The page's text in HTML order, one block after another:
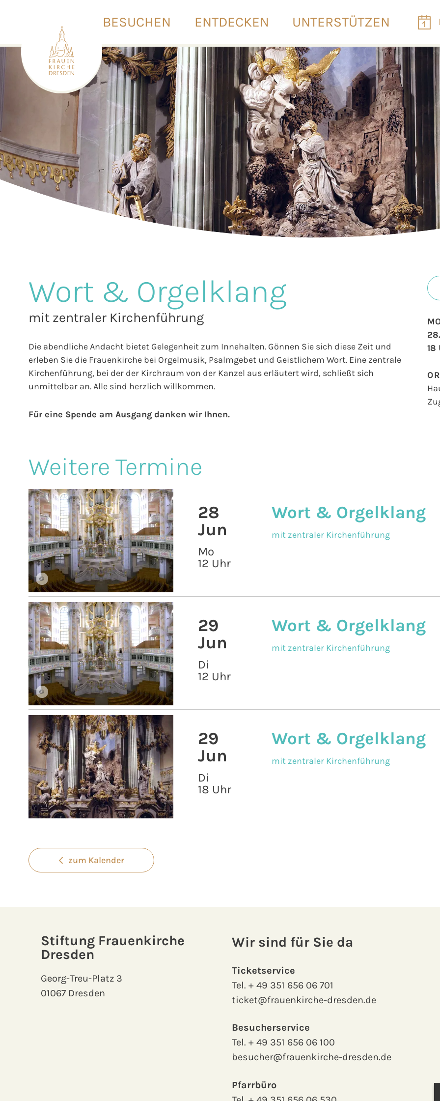
BESUCHEN ENTDECKEN UNTERSTÜTZEN
Wort & Orgelklang
mit zentraler Kirchenführung
Die abendliche Andacht bietet Gelegenheit zum Innehalten. Gönnen Sie sich diese Zeit und
erleben Sie die Frauenkirche bei Orgelmusik, Psalmgebet und Geistlichem Wort. Eine zentrale
Kirchenführung, bei der der Kirchraum von der Kanzel aus erläutert wird, schließt sich
unmittelbar an. Alle sind herzlich willkommen.
Für eine Spende am Ausgang danken wir Ihnen.
18
Weitere Termine
©
28
Jun
Mo
12 Uhr
Wort & Orgelklang
mit zentraler Kirchenführung
©
29
Jun
Di
12 Uhr
Wort & Orgelklang
mit zentraler Kirchenführung
29
Jun
Di
18 Uhr
Wort & Orgelklang
mit zentraler Kirchenführung
zum Kalender
Stiftung Frauenkirche
Dresden
Georg-Treu-Platz 3
01067 Dresden
Wir sind für Sie da
Ticketservice
Tel.+ 49 351 656 06 701
ticket@frauenkirche-dresden.de
Besucherservice
Tel.+ 49 351 656 06 100
besucher@frauenkirche-dresden.de
Pfarrbüro